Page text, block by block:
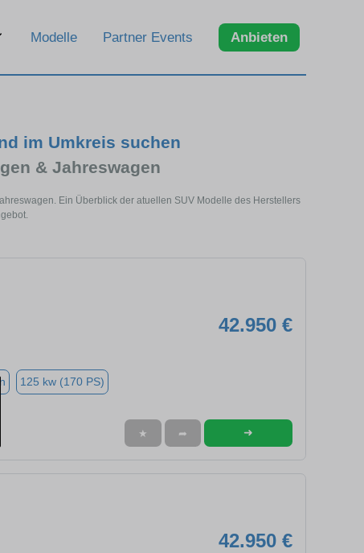
Modelle Partner Events Anbieten
im Umkreis suchen
& Jahreswagen
Ein Überblick der atuellen SUV Modelle des Herstellers
42.950 €
125 kw (170 PS)
★ ➦ ➜
42.950 €